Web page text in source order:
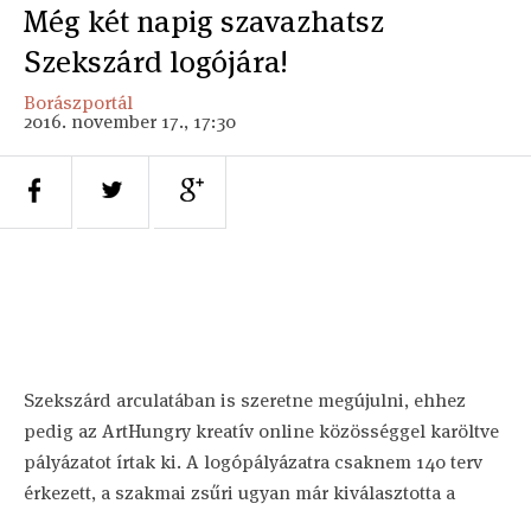
Még két napig szavazhatsz
Szekszárd logójára!
Borászportál
2016. november 17., 17:30
Szekszárd arculatában is szeretne megújulni, ehhez
pedig az ArtHungry kreatív online közösséggel karöltve
pályázatot írtak ki. A logópályázatra csaknem 140 terv
érkezett, a szakmai zsűri ugyan már kiválasztotta a